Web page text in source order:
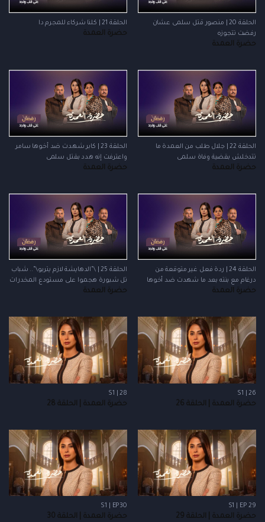
الحلقة 20 | منصور قتل سلمى عشان
رفضت تتجوزه
حضرة العمدة
الحلقة 21 | كلنا شركاء للمجرم دا
حضرة العمدة
الحلقة 22 | جلال طلب من العمدة ما
تتدخلش بقضية وفاة سلمى
حضرة العمدة
الحلقة 23 | كابر شهدت ضد أخوها سامر
واعترفت إنه هدد بقتل سلمى
حضرة العمدة
الحلقة 24 | ردة فعل غير متوقعة من
درغام مع بنته بعد ما شهدت ضد أخوها
حضرة العمدة
الحلقة 25 | \"الدهايشة لازم يتربو\".. شباب
تل شبورة هجموا على مستودع المخدرات
حضرة العمدة
S1 | 26
حضرة العمدة | الحلقة 26
S1 | 28
حضرة العمدة | الحلقة 28
S1 | EP 29
حضرة العمدة | الحلقة 29
S1 | EP30
حضرة العمدة | الحلقة 30